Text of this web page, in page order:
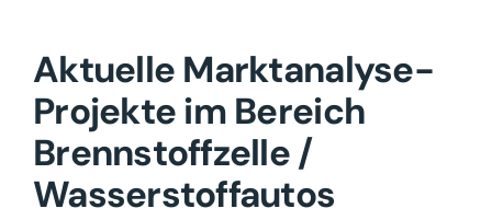
Aktuelle Marktanalyse-
Projekte im Bereich
Brennstoffzelle /
Wasserstoffautos